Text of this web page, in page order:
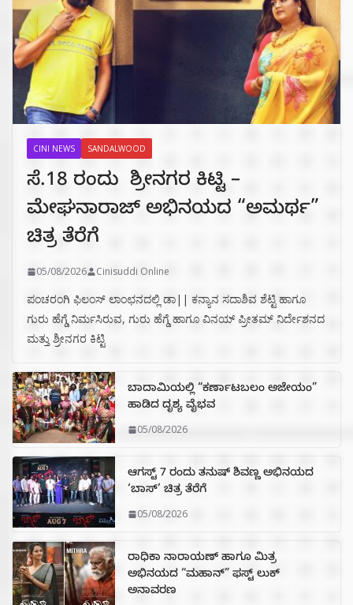
CINI NEWS SANDALWOOD
ಸೆ.18 ರಂದು ಶ್ರೀನಗರ ಕಿಟ್ಟಿ –
ಮೇಘನಾರಾಜ್ ಅಭಿನಯದ “ಅಮರ್ಥ”
ಚಿತ್ರ ತೆರೆಗೆ
05/08/2026 Cinisuddi Online
ಪಂಚರಂಗಿ ಫಿಲಂಸ್ ಲಾಂಛನದಲ್ಲಿ ಡಾ|| ಕನ್ಯಾನ ಸದಾಶಿವ ಶೆಟ್ಟಿ ಹಾಗೂ
ಗುರು ಹೆಗ್ಡೆ ನಿರ್ಮಸಿರುವ, ಗುರು ಹೆಗ್ಡೆ ಹಾಗೂ ವಿನಯ್ ಪ್ರೀತಮ್ ನಿರ್ದೇಶನದ
ಮತ್ತು ಶ್ರೀನಗರ ಕಿಟ್ಟಿ
ಬಾದಾಮಿಯಲ್ಲಿ “ಕರ್ಣಾಟಬಲಂ ಅಜೇಯಂ”
ಹಾಡಿದ ದೃಶ್ಯ ವೈಭವ
05/08/2026
ಆಗಸ್ಟ್ 7 ರಂದು ತನುಷ್ ಶಿವಣ್ಣ ಅಭಿನಯದ
‘ಬಾಸ್’ ಚಿತ್ರ ತೆರೆಗೆ
05/08/2026
ರಾಧಿಕಾ ನಾರಾಯಣ್ ಹಾಗೂ ಮಿತ್ರ
ಅಭಿನಯದ “ಮಹಾನ್” ಫಸ್ಟ್ ಲುಕ್
ಅನಾವರಣ